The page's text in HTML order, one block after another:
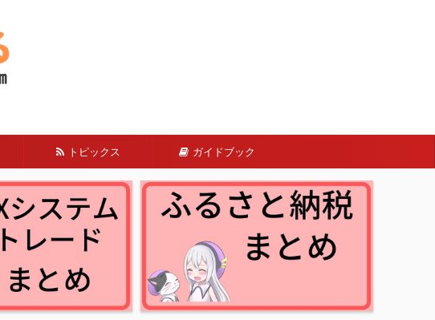
トピックス ガイドブック